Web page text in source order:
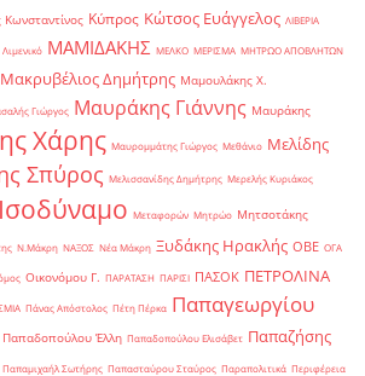
Κωνσταντίνος Κύπρος Κώτσος Ευάγγελος ΛΙΒΕΡΙΑ
Λιμενικό ΜΑΜΙΔΑΚΗΣ ΜΕΛΚΟ ΜΕΡΙΣΜΑ ΜΗΤΡΩΟ ΑΠΟΒΛΗΤΩΝ
Μακρυβέλιος Δημήτρης Μαμουλάκης Χ.
Γιώργος Μαυράκης Γιάννης Μαυράκης
Χάρης Μαυρομμάτης Γιώργος Μεθάνιο Μελίδης
Σπύρος Μελισσανίδης Δημήτρης Μερελής Κυριάκος
Μεταφορών Μητρώο Μητσοτάκης
Ν.Μάκρη ΝΑΞΟΣ Νέα Μάκρη Ξυδάκης Ηρακλής ΟΒΕ ΟΓΑ
Οικονόμου Γ. ΠΑΡΑΤΑΣΗ ΠΑΡΙΣΙ ΠΑΣΟΚ ΠΕΤΡΟΛΙΝΑ
Πάνας Απόστολος Πέτη Πέρκα Παπαγεωργίου
Παπαδοπούλου Έλλη Παπαδοπούλου Ελισάβετ Παπαζήσης
Παπαμιχαήλ Σωτήρης Παπασταύρου Σταύρος Παραπολιτικά Περιφέρεια